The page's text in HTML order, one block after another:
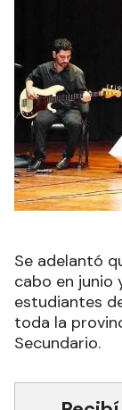
Se adelantó
cabo en junio
estudiantes
toda la
Secundario.